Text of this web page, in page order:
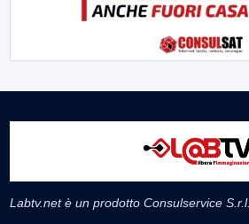
Labtv.net è un prodotto Consulservice S.r.l.